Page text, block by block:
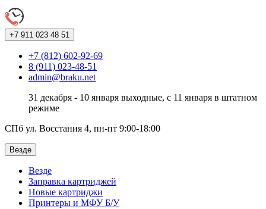
+7 911 023 48 51
+7 (812) 602-92-69
8 (911) 023-48-51
admin@braku.net
31 декабря - 10 января выходные, с 11 января в штатном
режиме
СПб ул. Восстания 4, пн-пт 9:00-18:00
Везде
Везде
Заправка картриджей
Новые картриджи
Принтеры и МФУ Б/У